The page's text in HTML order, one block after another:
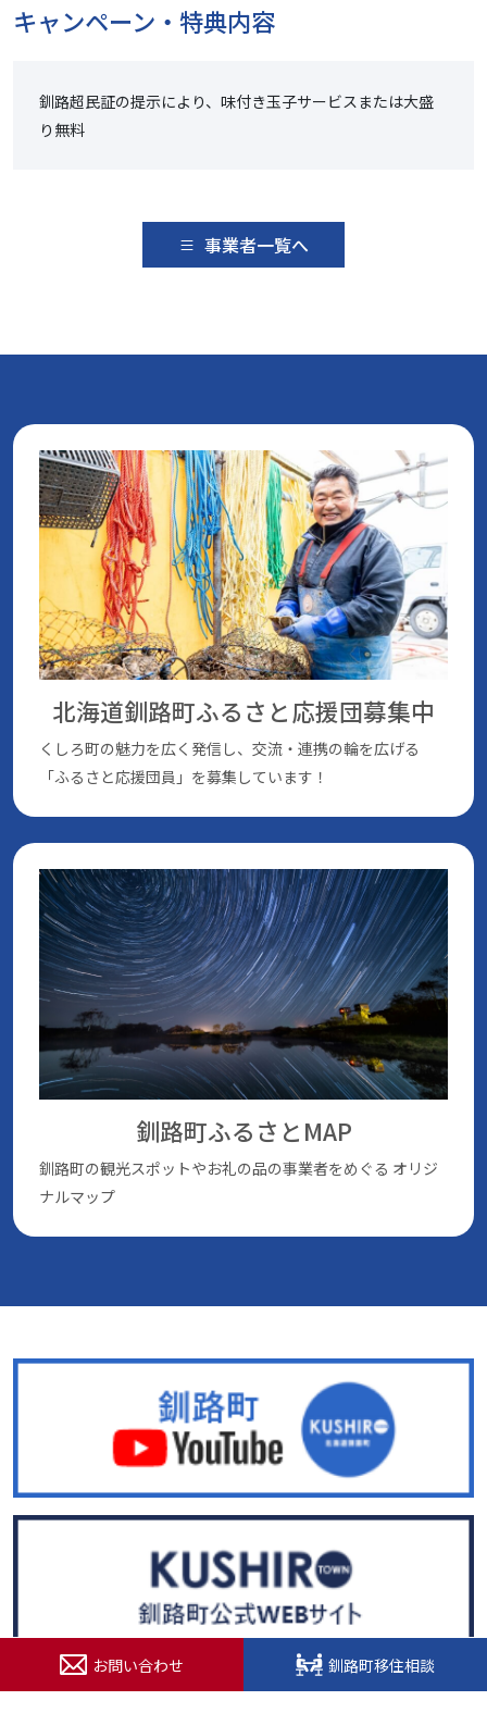
キャンペーン・特典内容
釧路超民証の提示により、味付き玉子サービスまたは大盛
り無料
事業者一覧へ
北海道釧路町ふるさと応援団募集中
くしろ町の魅⼒を広く発信し、交流・連携の輪を広げる
「ふるさと応援団員」を募集しています！
釧路町ふるさとMAP
釧路町の観光スポットやお礼の品の事業者をめぐる オリジ
ナルマップ
お問い合わせ 釧路町移住相談